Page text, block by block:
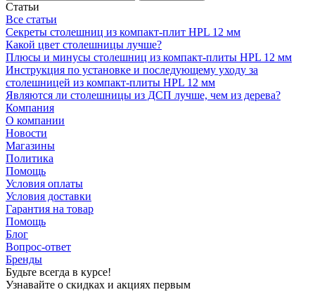
Статьи
Все статьи
Секреты столешниц из компакт-плит HPL 12 мм
Какой цвет столешницы лучше?
Плюсы и минусы столешниц из компакт-плиты HPL 12 мм
Инструкция по установке и последующему уходу за
столешницей из компакт-плиты HPL 12 мм
Являются ли столешницы из ДСП лучше, чем из дерева?
Компания
О компании
Новости
Магазины
Политика
Помощь
Условия оплаты
Условия доставки
Гарантия на товар
Помощь
Блог
Вопрос-ответ
Бренды
Будьте всегда в курсе!
Узнавайте о скидках и акциях первым